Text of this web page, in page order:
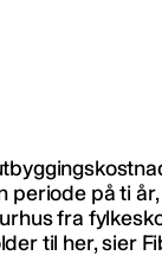
periode på ti
fra
til her, sier